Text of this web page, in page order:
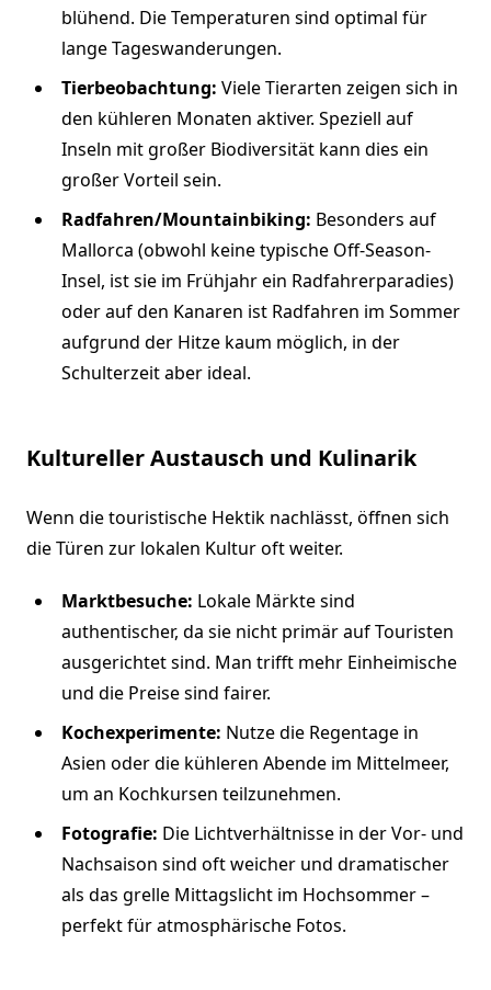
blühend. Die Temperaturen sind optimal für
lange Tageswanderungen.
Tierbeobachtung: Viele Tierarten zeigen sich in
den kühleren Monaten aktiver. Speziell auf
Inseln mit großer Biodiversität kann dies ein
großer Vorteil sein.
Radfahren/Mountainbiking: Besonders auf
Mallorca (obwohl keine typische Off-Season-
Insel, ist sie im Frühjahr ein Radfahrerparadies)
oder auf den Kanaren ist Radfahren im Sommer
aufgrund der Hitze kaum möglich, in der
Schulterzeit aber ideal.
Kultureller Austausch und Kulinarik
Wenn die touristische Hektik nachlässt, öffnen sich
die Türen zur lokalen Kultur oft weiter.
Marktbesuche: Lokale Märkte sind
authentischer, da sie nicht primär auf Touristen
ausgerichtet sind. Man trifft mehr Einheimische
und die Preise sind fairer.
Kochexperimente: Nutze die Regentage in
Asien oder die kühleren Abende im Mittelmeer,
um an Kochkursen teilzunehmen.
Fotografie: Die Lichtverhältnisse in der Vor- und
Nachsaison sind oft weicher und dramatischer
als das grelle Mittagslicht im Hochsommer –
perfekt für atmosphärische Fotos.